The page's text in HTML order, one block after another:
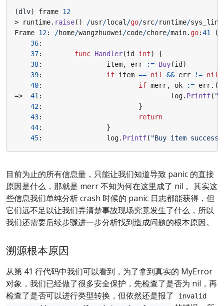
(dlv) frame 12
>
runtime. raise() /usr/local /go/src/runtime/
Frame 12: /home/wangzhuowei /code/chore/main. go:41 (
36:
37: func Handler(id int)
{
38: item, err := Buy(id)
39: if item == nil && err != nil
40: if merr, ok := err.(
=>
41 : log. Printf(
42:
}
43:
return
44:
}
45: log. Printf( "Buy item success:
目前为止的所有信息量，只能让我们知道导致 panic 的直接
原因是什么，那就是 merr 不知为何在这里成了 nil 。其实这
些信息我们单纯分析 crash 时候的 panic 日志都能获得，但
它们远不足以让我们弄清楚事故现场究竟发生了什么，所以
我们还需要后续步骤进一步分析找到造成问题的根本原因。
溯源根本原因
从第 41 行代码中我们可以看到，为了拿到真实的 MyError
对象，我们已经做了很多安全保护，先检查了是否为 nil，再
检查了是否可以进行类型转换，但依然还是报了
invalid